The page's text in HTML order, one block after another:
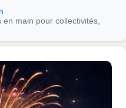
main pour collectivités,